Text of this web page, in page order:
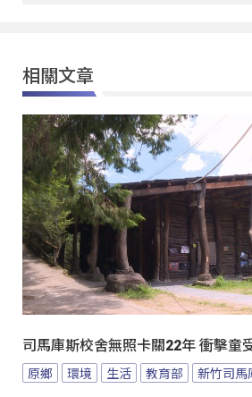
相關文章
司馬庫斯校舍無照卡關22年 衝擊童
原鄉 環境 生活 教育部 新竹司馬